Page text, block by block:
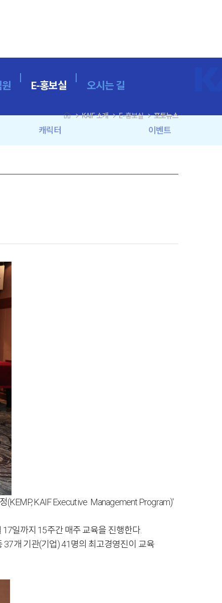
E-홍보실 오시는 길
캐릭터 이벤트
navigate_nextKAIF 소개navigate_nextE-홍보실navigate_next포토뉴스
(KEMP, KAIF Executive Management Program)'
일까지 15주간 매주 교육을 진행한다.
개 기관(기업) 41명의 최고경영진이 교육